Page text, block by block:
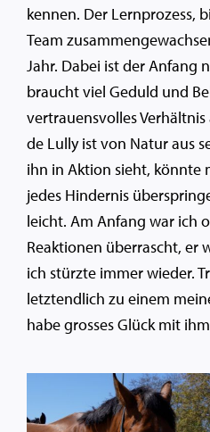
kennen. Der Lernprozess,
Team
Jahr. Dabei ist der Anfang
braucht viel Geduld und
vertrauensvolles
de Lully ist von Natur aus
ihn in Aktion sieht, könnte
jedes Hindernis
leicht. Am Anfang war ich
Reaktionen überrascht, er
ich stürzte immer wieder.
letztendlich zu einem
habe grosses Glück mit